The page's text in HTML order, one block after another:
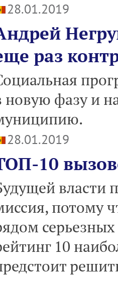
28.01.2019
раз
новую фазу и
28.01.2019
10
власти
потому
10